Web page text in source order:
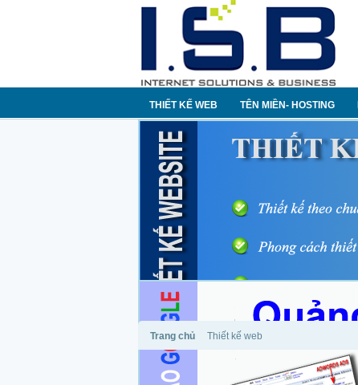
THIẾT KẾ WEB TÊN MIỀN- HOSTING
Trang chủ Thiết kế web